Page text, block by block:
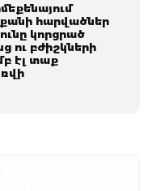
հարվածներ
կորցրած
ու բժիշկների
էլ տաք